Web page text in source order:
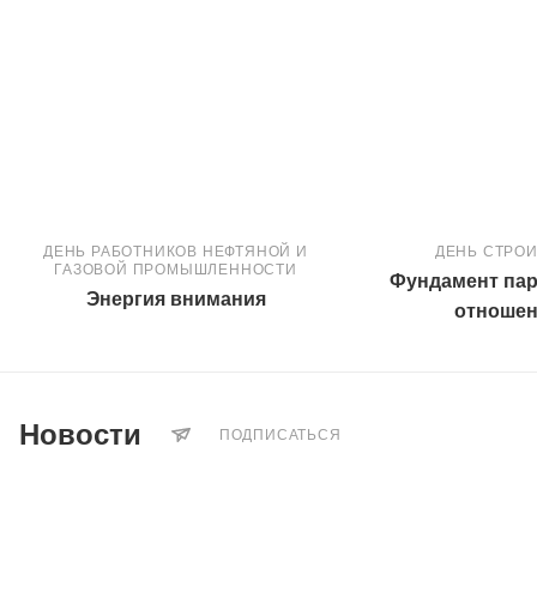
ДЕНЬ РАБОТНИКОВ НЕФТЯНОЙ И
ГАЗОВОЙ ПРОМЫШЛЕННОСТИ
Энергия внимания
ДЕНЬ
Фундамент
Новости ПОДПИСАТЬСЯ